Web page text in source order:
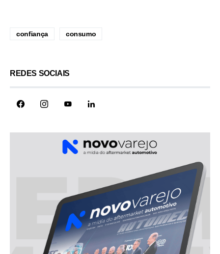
confiança consumo
REDES SOCIAIS